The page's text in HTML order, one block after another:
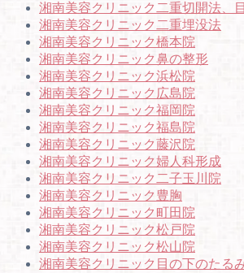
湘南美容クリニック二重切開法、
湘南美容クリニック二重埋没法
湘南美容クリニック橋本院
湘南美容クリニック鼻の整形
湘南美容クリニック浜松院
湘南美容クリニック広島院
湘南美容クリニック福岡院
湘南美容クリニック福島院
湘南美容クリニック藤沢院
湘南美容クリニック婦人科形成
湘南美容クリニック二子玉川院
湘南美容クリニック豊胸
湘南美容クリニック町田院
湘南美容クリニック松戸院
湘南美容クリニック松山院
湘南美容クリニック目の下のたる